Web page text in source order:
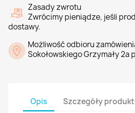
Zasady zwrotu
Zwrócimy pieniądze, jeśli
dostawy.
Możliwość odbioru
Sokołowskiego Grzymały 2a
Opis Szczegóły